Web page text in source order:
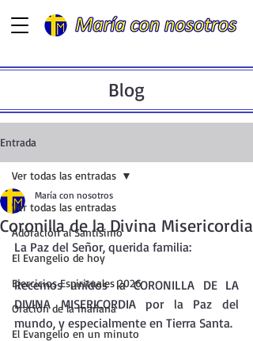
Blog
Entrada
Ver todas las entradas
Adoración al Santísimo
El Evangelio de hoy
Ejercicios Espirituales 2026
Oración de la mañana
El Evangelio en un minuto
Ver todas las entradas
Coronilla de la Divina Misericordia
María con nosotros
La Paz del Señor, querida familia:
Recemos unidos la CORONILLA DE LA
DIVINA MISERICORDIA por la Paz del
mundo, y especialmente en Tierra Santa.